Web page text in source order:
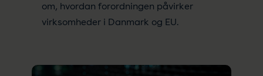
om, hvordan forordningen påvirker
virksomheder i Danmark og EU.